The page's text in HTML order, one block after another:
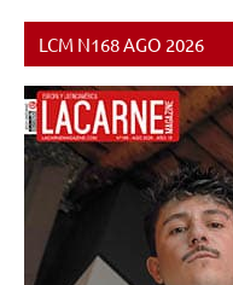
LCM N168 AGO 2026